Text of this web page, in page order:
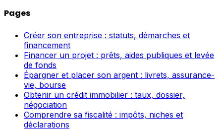
Pages
Créer son entreprise : statuts, démarches et
financement
Financer un projet : prêts, aides publiques et levée
de fonds
Épargner et placer son argent : livrets, assurance-
vie, bourse
Obtenir un crédit immobilier : taux, dossier,
négociation
Comprendre sa fiscalité : impôts, niches et
déclarations